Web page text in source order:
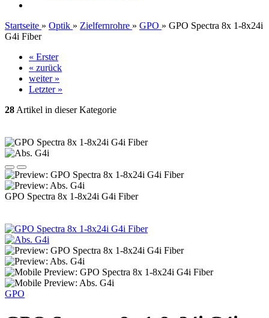
Startseite » Optik » Zielfernrohre » GPO » GPO Spectra 8x 1-8x24i
G4i Fiber
« Erster
« zurück
weiter »
Letzter »
28 Artikel in dieser Kategorie
GPO Spectra 8x 1-8x24i G4i Fiber
GPO